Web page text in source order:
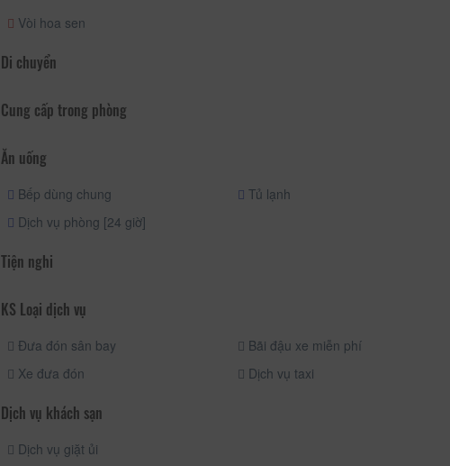
Vòi hoa sen
Di chuyển
Cung cấp trong phòng
Ăn uống
Bếp dùng chung Tủ lạnh
Dịch vụ phòng [24 giờ]
Tiện nghi
KS Loại dịch vụ
Đưa đón sân bay Bãi đậu xe miễn phí
Xe đưa đón
Dịch vụ taxi
Dịch vụ khách sạn
Dịch vụ giặt ủi